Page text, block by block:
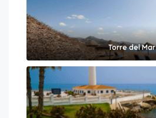
Torre del Mar